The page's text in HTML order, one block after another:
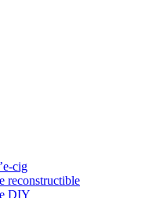
cig
reconstructible
DIY